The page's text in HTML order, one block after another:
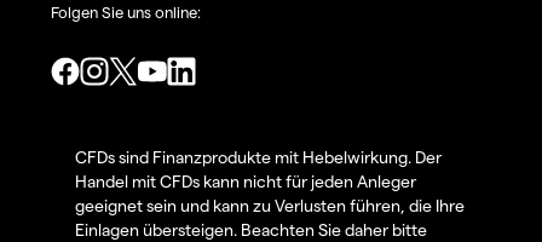
Folgen Sie uns online:
CFDs sind Finanzprodukte mit Hebelwirkung. Der
Handel mit CFDs kann nicht für jeden Anleger
geeignet sein und kann zu Verlusten führen, die Ihre
Einlagen übersteigen. Beachten Sie daher bitte